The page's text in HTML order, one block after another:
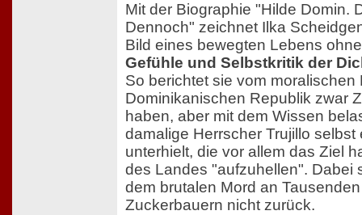
Mit der Biographie "Hilde Domin.
Dennoch" zeichnet Ilka
Bild eines bewegten Lebens
Gefühle und Selbstkritik der
So berichtet sie vom moralischen
Dominikanischen Republik zwar
haben, aber mit dem Wissen
damalige Herrscher Trujillo selbst
unterhielt, die vor allem das Ziel
des Landes "aufzuhellen". Dabei
dem brutalen Mord an
Zuckerbauern nicht zurück.